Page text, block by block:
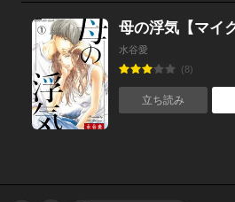
母の浮気【マイ
水谷愛
(8)
立ち読み